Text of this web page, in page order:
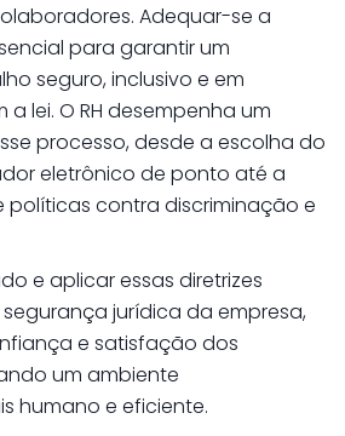
Adequar-se a
para garantir um
seguro, inclusivo e em
lei. O RH desempenha um
processo, desde a escolha do
eletrônico de ponto até a
contra discriminação e
e aplicar essas diretrizes
jurídica da empresa,
e satisfação dos
um ambiente
humano e eficiente.